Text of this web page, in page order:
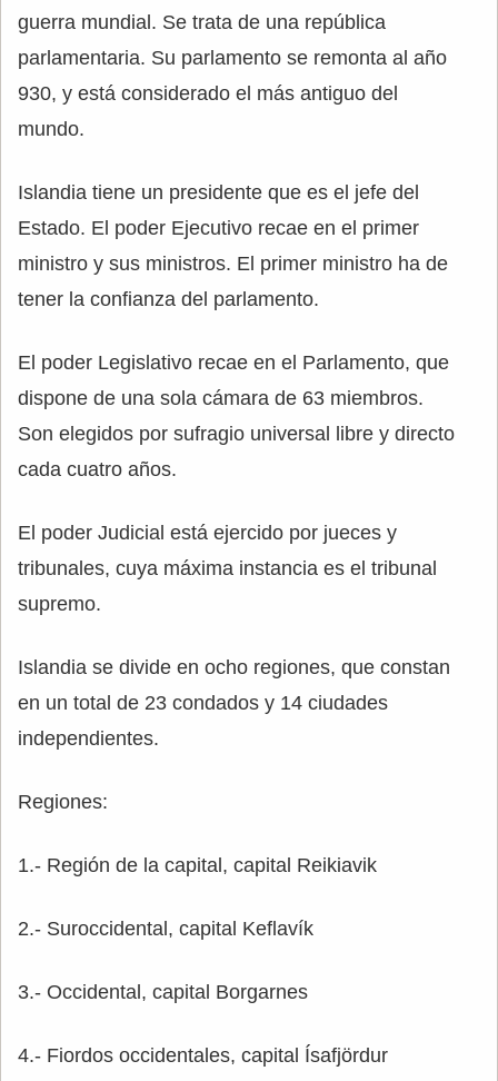
guerra mundial. Se trata de una república
parlamentaria. Su parlamento se remonta al año
930, y está considerado el más antiguo del
mundo.
Islandia tiene un presidente que es el jefe del
Estado. El poder Ejecutivo recae en el primer
ministro y sus ministros. El primer ministro ha de
tener la confianza del parlamento.
El poder Legislativo recae en el Parlamento, que
dispone de una sola cámara de 63 miembros.
Son elegidos por sufragio universal libre y directo
cada cuatro años.
El poder Judicial está ejercido por jueces y
tribunales, cuya máxima instancia es el tribunal
supremo.
Islandia se divide en ocho regiones, que constan
en un total de 23 condados y 14 ciudades
independientes.
Regiones:
1.- Región de la capital, capital Reikiavik
2.- Suroccidental, capital Keflavík
3.- Occidental, capital Borgarnes
4.- Fiordos occidentales, capital Ísafjördur